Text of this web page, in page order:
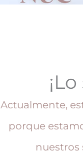
Actualmente,
porque
nuestros